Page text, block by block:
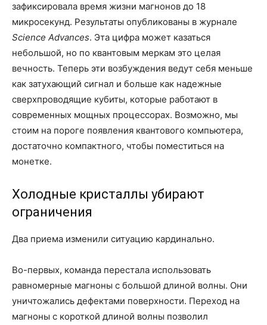
зафиксировала время жизни магнонов до 18
микросекунд. Результаты опубликованы в журнале
Science Advances. Эта цифра может казаться
небольшой, но по квантовым меркам это целая
вечность. Теперь эти возбуждения ведут себя меньше
как затухающий сигнал и больше как надежные
сверхпроводящие кубиты, которые работают в
современных мощных процессорах. Возможно, мы
стоим на пороге появления квантового компьютера,
достаточно компактного, чтобы поместиться на
монетке.
Холодные кристаллы убирают
ограничения
Два приема изменили ситуацию кардинально.
Во-первых, команда перестала использовать
равномерные магноны с большой длиной волны. Они
уничтожались дефектами поверхности. Переход на
магноны с короткой длиной волны позволил